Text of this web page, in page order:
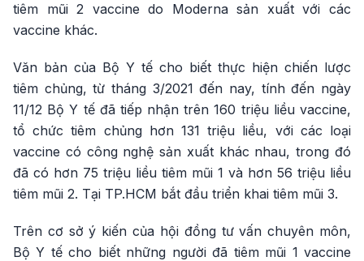
tiêm mũi 2 vaccine do Moderna sản xuất với các
vaccine khác.
Văn bản của Bộ Y tế cho biết thực hiện chiến lược
tiêm chủng, từ tháng 3/2021 đến nay, tính đến ngày
11/12 Bộ Y tế đã tiếp nhận trên 160 triệu liều vaccine,
tổ chức tiêm chủng hơn 131 triệu liều, với các loại
vaccine có công nghệ sản xuất khác nhau, trong đó
đã có hơn 75 triệu liều tiêm mũi 1 và hơn 56 triệu liều
tiêm mũi 2. Tại TP.HCM bắt đầu triển khai tiêm mũi 3.
Trên cơ sở ý kiến của hội đồng tư vấn chuyên môn,
Bộ Y tế cho biết những người đã tiêm mũi 1 vaccine